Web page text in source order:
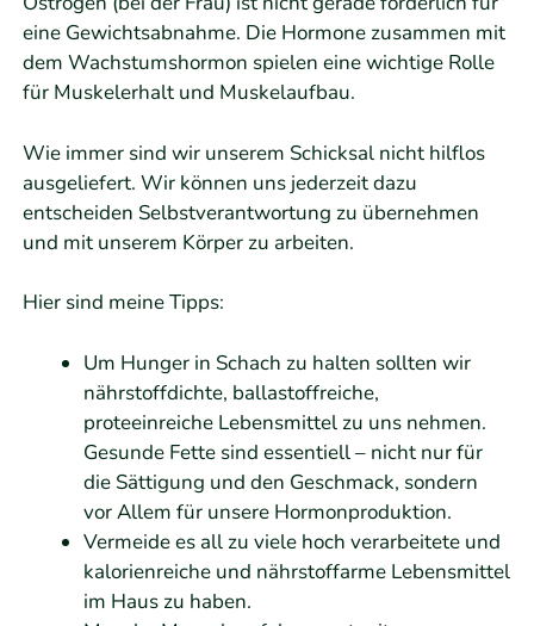
eine Gewichtsabnahme. Die Hormone zusammen mit
dem Wachstumshormon spielen eine wichtige Rolle
für Muskelerhalt und Muskelaufbau.
Wie immer sind wir unserem Schicksal nicht hilflos
ausgeliefert. Wir können uns jederzeit dazu
entscheiden Selbstverantwortung zu übernehmen
und mit unserem Körper zu arbeiten.
Hier sind meine Tipps:
Um Hunger in Schach zu halten sollten wir
nährstoffdichte, ballastoffreiche,
proteeinreiche Lebensmittel zu uns nehmen.
Gesunde Fette sind essentiell – nicht nur für
die Sättigung und den Geschmack, sondern
vor Allem für unsere Hormonproduktion.
Vermeide es all zu viele hoch verarbeitete und
kalorienreiche und nährstoffarme Lebensmittel
im Haus zu haben.